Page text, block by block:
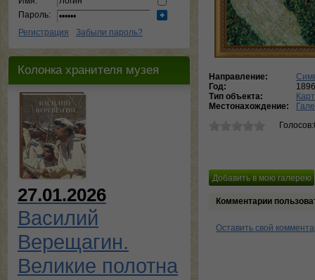
Пароль:
Регистрация
Забыли пароль?
Колонка хранителя музея
27.01.2026
Василий
Верещагин.
Великие полотна
Направление:
Год:
1896
Тип объекта:
Местонахождение:
Комментарии
Оставить свой